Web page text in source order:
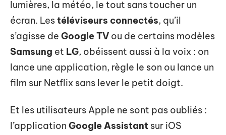
lumières, la météo, le tout sans toucher un
écran. Lestéléviseurs connectés, qu’il
s’agisse de Google TV ou de certains modèles
Samsung et LG, obéissent aussi à la voix : on
lance une application, règle le son ou lance un
film sur Netflix sans lever le petit doigt.
Et les utilisateurs Apple ne sont pas oubliés :
l’application Google Assistant sur iOS